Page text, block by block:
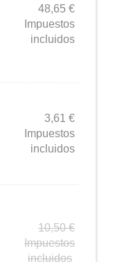
48,65 €
Impuestos
incluidos
3,61 €
Impuestos
incluidos
10,50€
Impuestos
incluidos